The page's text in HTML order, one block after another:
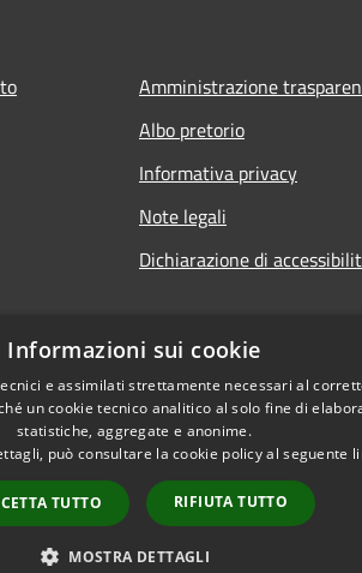
Amministrazione
Albo pretorio
Informativa privacy
Note legali
Dichiarazione di
Copyright © 2026 •
Informazioni sui cookie
e assimilati strettamente necessari al
un cookie tecnico analitico al solo fine di
statistiche, aggregate e anonime.
può consultare la cookie policy al seguente
TUTTO RIFIUTA TUTTO
MOSTRA DETTAGLI